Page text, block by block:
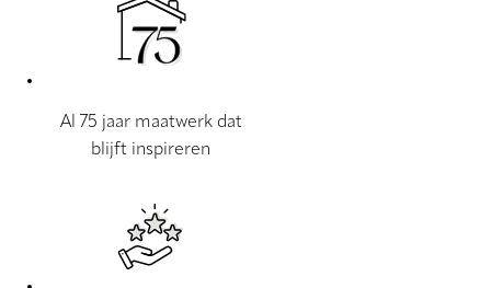
Al 75 jaar maatwerk dat
blijft inspireren